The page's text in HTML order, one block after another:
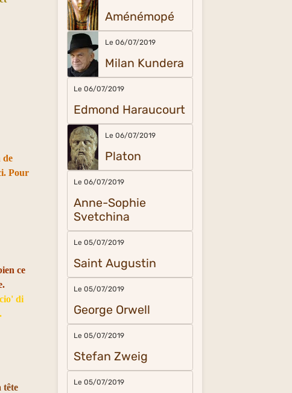
de
Pour
ce
di
tête
Aménémopé
Le 06/07/2019
Milan Kundera
Le 06/07/2019
Edmond Haraucourt
Le 06/07/2019
Platon
Le 06/07/2019
Anne-Sophie
Svetchina
Le 05/07/2019
Saint Augustin
Le 05/07/2019
George Orwell
Le 05/07/2019
Stefan Zweig
Le 05/07/2019